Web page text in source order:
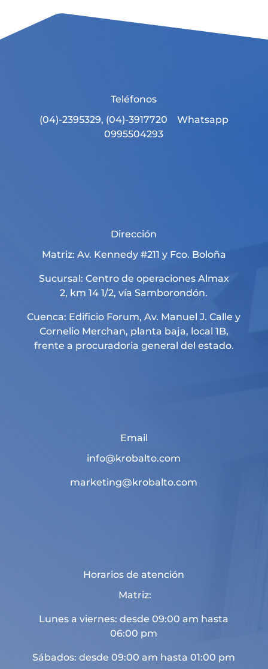
Teléfonos
(04)-2395329, (04)-3917720 Whatsapp
0995504293
Dirección
Matriz: Av. Kennedy #211 y Fco. Boloña
Sucursal: Centro de operaciones Almax
2, km 14 1/2, vía Samborondón.
Cuenca: Edificio Forum, Av. Manuel J. Calle y
Cornelio Merchan, planta baja, local 1B,
frente a procuradoria general del estado.
Email
info@krobalto.com
marketing@krobalto.com
Horarios de atención
Matriz:
Lunes a viernes: desde 09:00 am hasta
06:00 pm
Sábados: desde 09:00 am hasta 01:00 pm